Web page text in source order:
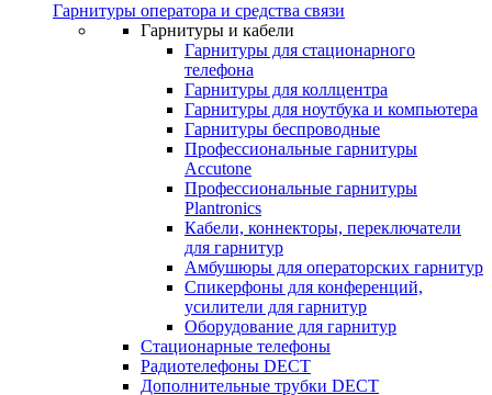
Гарнитуры оператора и средства связи
Гарнитуры и кабели
Гарнитуры для стационарного
телефона
Гарнитуры для коллцентра
Гарнитуры для ноутбука и компьютера
Гарнитуры беспроводные
Профессиональные гарнитуры
Accutone
Профессиональные гарнитуры
Plantronics
Кабели, коннекторы, переключатели
для гарнитур
Амбушюры для операторских гарнитур
Cпикерфоны для конференций,
усилители для гарнитур
Оборудование для гарнитур
Стационарные телефоны
Радиотелефоны DECT
Дополнительные трубки DECT